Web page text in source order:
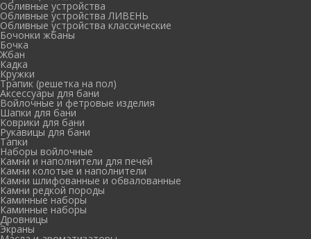
Обливные устройства
Обливные устройства ЛИВЕНЬ
Обливные устройства классические
Бочонки жбаны
Бочка
Жбан
Кадка
Кружки
Трапик (решетка на пол)
Аксессуары для бани
Войлочные и фетровые изделия
Шапки для бани
Коврики для бани
Рукавицы для бани
Тапки
Наборы войлочные
Камни и наполнители для печей
Камни колотые и наполнители
Камни шлифованные и обвалованные
Камни редкой породы
Каминные наборы
Каминные наборы
Дровницы
Экраны